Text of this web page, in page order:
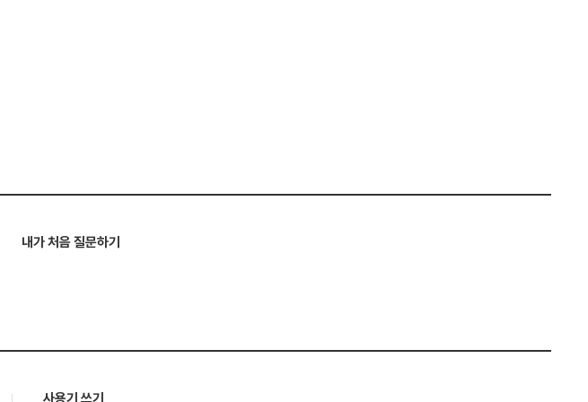
내가 처음 질문하기
사용기 쓰기